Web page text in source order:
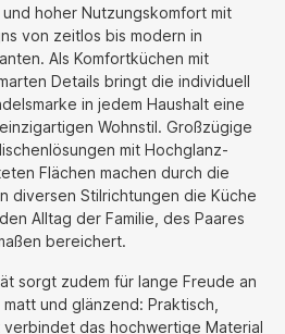
hoher Nutzungskomfort mit
von zeitlos bis modern in
Als Komfortküchen mit
Details bringt die individuell
in jedem Haushalt eine
Wohnstil. Großzügige
mit Hochglanz-
Flächen machen durch die
diversen Stilrichtungen die Küche
Alltag der Familie, des Paares
bereichert.
sorgt zudem für lange Freude an
und glänzend: Praktisch,
das hochwertige Material